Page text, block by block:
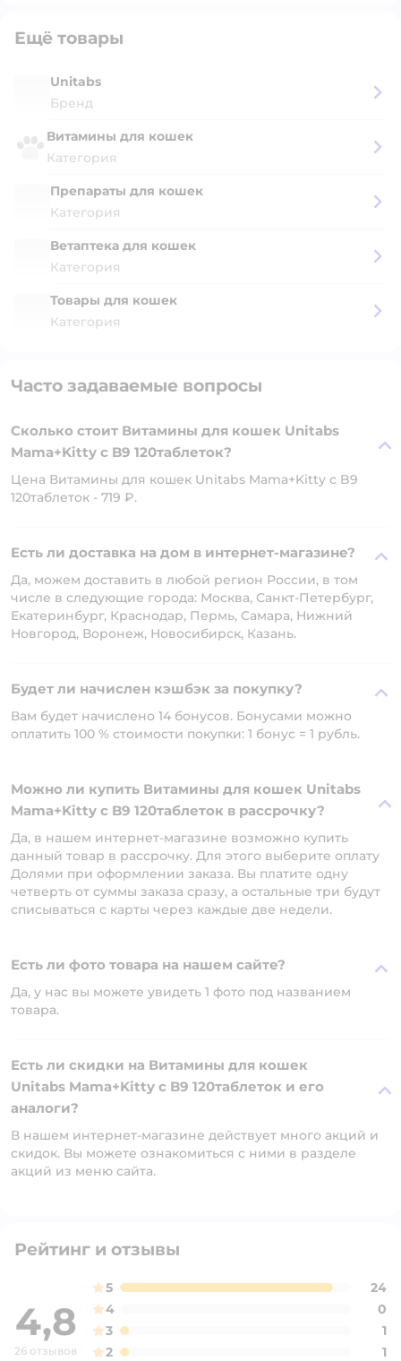
Ещё товары
Unitabs
Бренд
Витамины для кошек
Категория
Препараты для кошек
Категория
Ветаптека для кошек
Категория
Товары для кошек
Категория
Часто задаваемые вопросы
Сколько стоит Витамины для кошек Unitabs
Mama+Kitty c B9 120таблеток?
Цена Витамины для кошек Unitabs Mama+Kitty c B9
120таблеток - 719 ₽.
Есть ли доставка на дом в интернет-магазине?
Да, можем доставить в любой регион России, в том
числе в следующие города: Москва, Санкт-Петербург,
Екатеринбург, Краснодар, Пермь, Самара, Нижний
Новгород, Воронеж, Новосибирск, Казань.
Будет ли начислен кэшбэк за покупку?
Вам будет начислено 14 бонусов. Бонусами можно
оплатить 100 % стоимости покупки: 1 бонус = 1 рубль.
Можно ли купить Витамины для кошек Unitabs
Mama+Kitty c B9 120таблеток в рассрочку?
Да, в нашем интернет-магазине возможно купить
данный товар в рассрочку. Для этого выберите оплату
Долями при оформлении заказа. Вы платите одну
четверть от суммы заказа сразу, а остальные три будут
списываться с карты через каждые две недели.
Есть ли фото товара на нашем сайте?
Да, у нас вы можете увидеть 1 фото под названием
товара.
Есть ли скидки на Витамины для кошек
Unitabs Mama+Kitty c B9 120таблеток и его
аналоги?
В нашем интернет-магазине действует много акций и
скидок. Вы можете ознакомиться с ними в разделе
акций из меню сайта.
Рейтинг и отзывы
4,8
26 отзывов
5
24
4
0
3
1
2
1